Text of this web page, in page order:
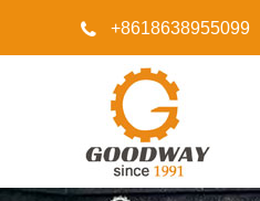
 +8618638955099